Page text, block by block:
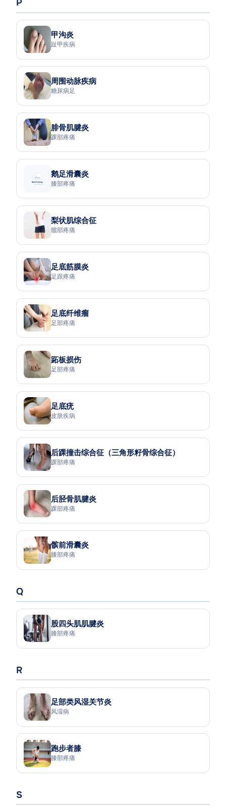
P
甲沟炎
趾甲疾病
周围动脉疾病
糖尿病足
腓骨肌腱炎
踝部疼痛
鹅足滑囊炎
膝部疼痛
梨状肌综合征
髋部疼痛
足底筋膜炎
足跟疼痛
足底纤维瘤
足部疼痛
跖板损伤
足部疼痛
足底疣
皮肤疾病
后踝撞击综合征（三角形籽骨综合征）
踝部疼痛
后胫骨肌腱炎
踝部疼痛
髌前滑囊炎
膝部疼痛
Q
股四头肌肌腱炎
膝部疼痛
R
足部类风湿关节炎
风湿病
跑步者膝
膝部疼痛
S